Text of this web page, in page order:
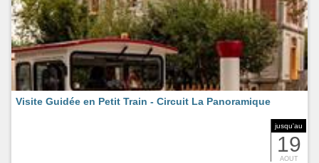
jusqu'au
19
AOUT
Visite Guidée en Petit Train - Circuit La Panoramique